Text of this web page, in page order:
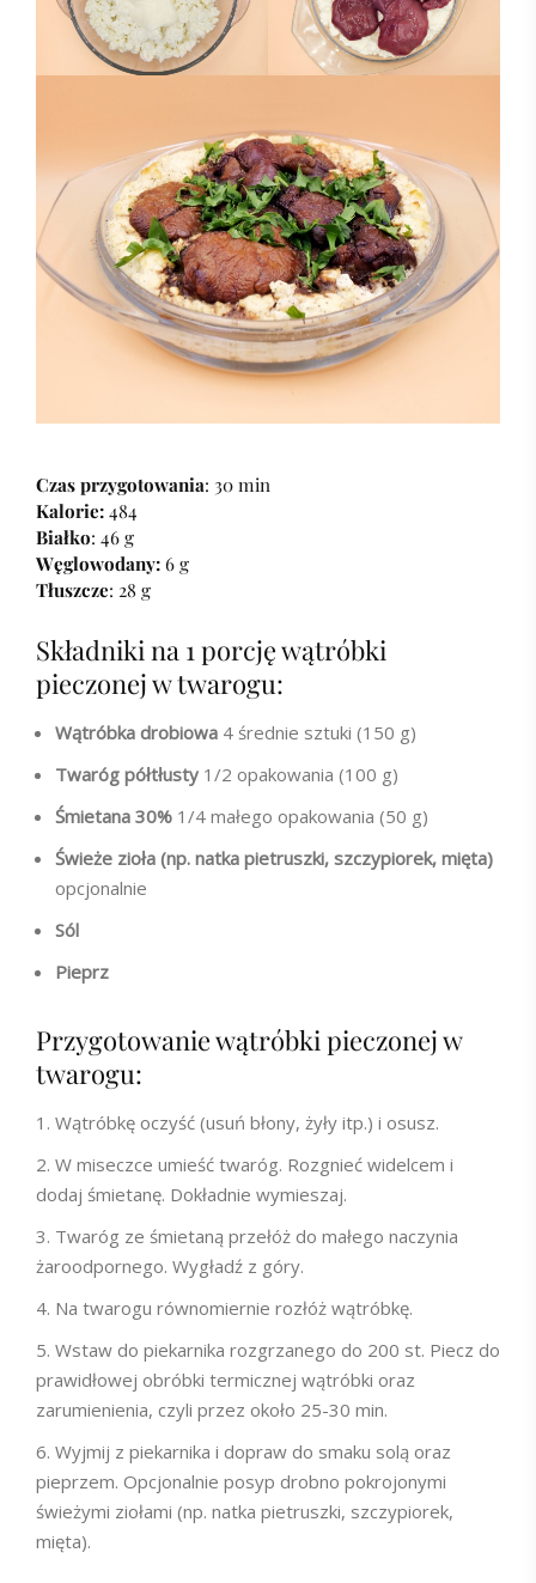
Czas przygotowania: 30 min
Kalorie: 484
Białko: 46 g
Węglowodany: 6 g
Tłuszcze: 28 g
Składniki na 1 porcję wątróbki
pieczonej w twarogu:
Wątróbka drobiowa 4 średnie sztuki (150 g)
Twaróg półtłusty 1/2 opakowania (100 g)
Śmietana 30% 1/4 małego opakowania (50 g)
Świeże zioła (np. natka pietruszki, szczypiorek, mięta)
opcjonalnie
Sól
Pieprz
Przygotowanie wątróbki pieczonej w
twarogu:
Wątróbkę oczyść (usuń błony, żyły itp.) i osusz.
W miseczce umieść twaróg. Rozgnieć widelcem i
dodaj śmietanę. Dokładnie wymieszaj.
Twaróg ze śmietaną przełóż do małego naczynia
żaroodpornego. Wygładź z góry.
Na twarogu równomiernie rozłóż wątróbkę.
Wstaw do piekarnika rozgrzanego do 200 st. Piecz do
prawidłowej obróbki termicznej wątróbki oraz
zarumienienia, czyli przez około 25-30 min.
Wyjmij z piekarnika i dopraw do smaku solą oraz
pieprzem. Opcjonalnie posyp drobno pokrojonymi
świeżymi ziołami (np. natka pietruszki, szczypiorek,
mięta).